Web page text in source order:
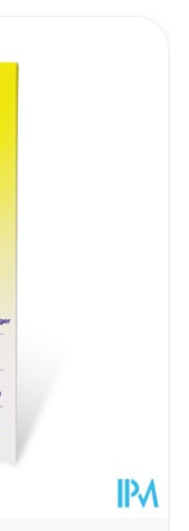
(15°C -